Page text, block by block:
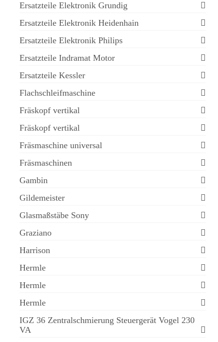
Ersatzteile Elektronik Grundig
Ersatzteile Elektronik Heidenhain
Ersatzteile Elektronik Philips
Ersatzteile Indramat Motor
Ersatzteile Kessler
Flachschleifmaschine
Fräskopf vertikal
Fräskopf vertikal
Fräsmaschine universal
Fräsmaschinen
Gambin
Gildemeister
Glasmaßstäbe Sony
Graziano
Harrison
Hermle
Hermle
Hermle
IGZ 36 Zentralschmierung Steuergerät Vogel 230
VA